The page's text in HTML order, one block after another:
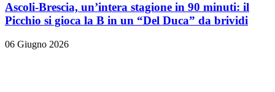
Ascoli-Brescia, un’intera stagione in 90 minuti: il
Picchio si gioca la B in un “Del Duca” da brividi
06 Giugno 2026